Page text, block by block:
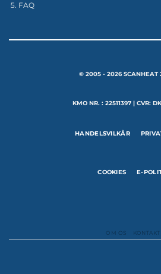
FAQ
© 2005 - 2026 SCANHEAT
KMO NR. : 22511397 | CVR:
HANDELSVILKÅR
COOKIES E-
OM OS KONTAKT